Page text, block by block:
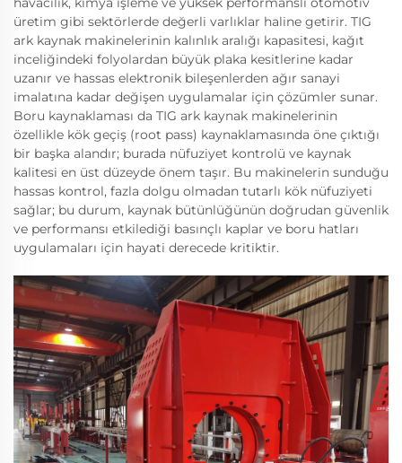
üretim gibi sektörlerde değerli varlıklar haline getirir. TIG
ark kaynak makinelerinin kalınlık aralığı kapasitesi, kağıt
inceliğindeki folyolardan büyük plaka kesitlerine kadar
uzanır ve hassas elektronik bileşenlerden ağır sanayi
imalatına kadar değişen uygulamalar için çözümler sunar.
Boru kaynaklaması da TIG ark kaynak makinelerinin
özellikle kök geçiş (root pass) kaynaklamasında öne çıktığı
bir başka alandır; burada nüfuziyet kontrolü ve kaynak
kalitesi en üst düzeyde önem taşır. Bu makinelerin sunduğu
hassas kontrol, fazla dolgu olmadan tutarlı kök nüfuziyeti
sağlar; bu durum, kaynak bütünlüğünün doğrudan güvenlik
ve performansı etkilediği basınçlı kaplar ve boru hatları
uygulamaları için hayati derecede kritiktir.